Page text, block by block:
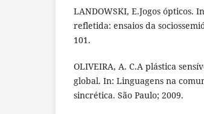
LANDOWSKI, E.Jogos ópticos.
refletida: ensaios da
101.
OLIVEIRA, A. C.A plástica
global. In: Linguagens na
sincrética. São Paulo; 2009.